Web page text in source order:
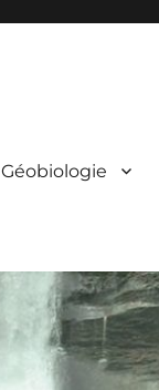
Géobiologie